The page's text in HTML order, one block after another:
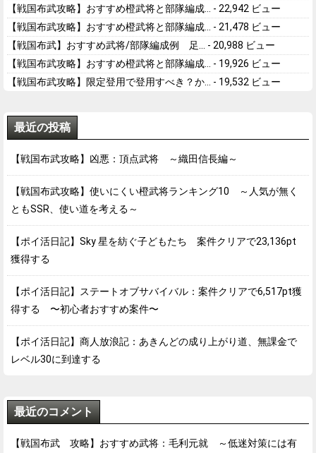
【戦国布武攻略】おすすめ橙武将と部隊編成...
- 22,942 ビュー
【戦国布武攻略】おすすめ橙武将と部隊編成...
- 21,478 ビュー
【戦国布武】おすすめ武将/部隊編成例 足...
- 20,988 ビュー
【戦国布武攻略】おすすめ橙武将と部隊編成...
- 19,926 ビュー
【戦国布武攻略】限定登用で登用すべき？か...
- 19,532 ビュー
最近の投稿
【戦国布武攻略】凶悪：頂点武将 ～織田信長編～
【戦国布武攻略】使いにくい橙武将ランキング10 ～人気が無く
ともSSR、使い道を考える～
【ポイ活日記】Sky 星を紡ぐ子どもたち 案件クリアで23,136pt
獲得する
【ポイ活日記】ステートオブサバイバル：案件クリアで6,517pt獲
得する 〜初心者おすすめ案件〜
【ポイ活日記】商人放浪記：あきんどの成り上がり道、無課金で
レベル30に到達する
最近のコメント
【戦国布武 攻略】おすすめ武将：毛利元就 ～低迷対策には有